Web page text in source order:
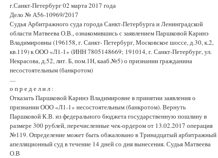
г.Санкт-Петербург 02 марта 2017 года
Дело № А56-10969/2017
Судья Арбитражного суда города Санкт-Петербурга и Ленинградской
области Матвеева О.В., ознакомившись с заявлением Паршковой Каринэ
Владимировны (196158, г. Санкт- Петербург, Московское шоссе, д.30, к.2,
кв.119) к ООО «Л1-1» (ИНН 7805148669; 191014, г. Санкт-Петербург, ул.
Некрасова, д.52, лит. Б, пом.1Н, кааб.№5) о признании гражданина
несостоятельным (банкротом)
....
о п р е д е л и л :
Отказать Паршковой Каринэ Владимировне в принятии заявления о
признании ООО «Л1-1» несостоятельным (банкротом). Вернуть
Паршковой К.В. из федерального бюджета государственную пошлину в
размере 300 рублей, перечисленные чек-ордером от 13.02.2017 операция
№119. Определение может быть обжаловано в Тринадцатый арбитражный
апелляционный суд в течение 14 дней со дня вынесения. Судья Матвеева
О.В